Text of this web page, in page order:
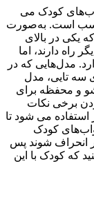
کودک می
است. به‌صورت
یکی در بالای
راه دارند، اما
مدل‌هایی که در
سه تایی، مدل
و محفظه برای
برخی نکات
استفاده می شود تا
کودک
انحراف شوند پس
که کودک با این